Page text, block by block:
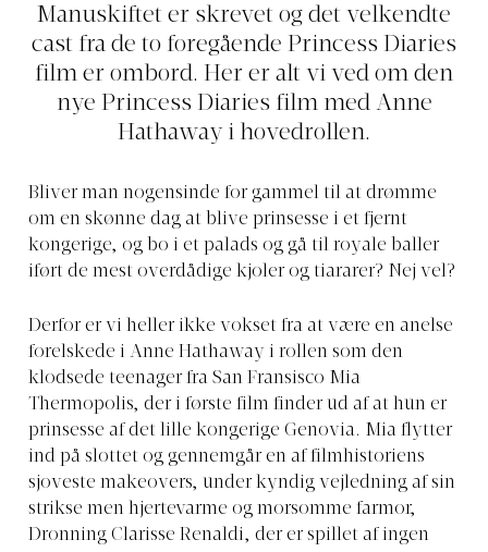
Manuskiftet er skrevet og det velkendte
cast fra de to foregående Princess Diaries
film er ombord. Her er alt vi ved om den
nye Princess Diaries film med Anne
Hathaway i hovedrollen.
Bliver man nogensinde for gammel til at drømme
om en skønne dag at blive prinsesse i et fjernt
kongerige, og bo i et palads og gå til royale baller
iført de mest overdådige kjoler og tiararer? Nej vel?
Derfor er vi heller ikke vokset fra at være en anelse
forelskede i Anne Hathaway i rollen som den
klodsede teenager fra San Fransisco Mia
Thermopolis, der i første film finder ud af at hun er
prinsesse af det lille kongerige Genovia. Mia flytter
ind på slottet og gennemgår en af filmhistoriens
sjoveste makeovers, under kyndig vejledning af sin
strikse men hjertevarme og morsomme farmor,
Dronning Clarisse Renaldi, der er spillet af ingen